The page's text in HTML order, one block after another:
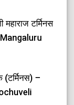
टर्मिनस
–